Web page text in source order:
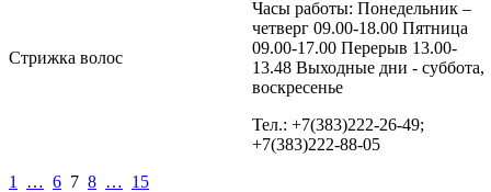
Стрижка волос
Часы работы: Понедельник –
четверг 09.00-18.00 Пятница
09.00-17.00 Перерыв 13.00-
13.48 Выходные дни - суббота,
воскресенье
Тел.: +7(383)222-26-49;
+7(383)222-88-05
1
… 6 7 8 … 15